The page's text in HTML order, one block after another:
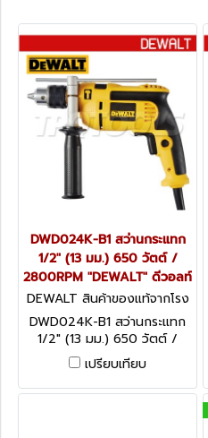
DWD024K-B1 สว่านกระแทก
1/2" (13 มม.) 650 วัตต์ /
2800RPM "DEWALT" ดีวอลท์
DEWALT สินค้าของแท้จากโรง
งานผู้ผลิต DWD024K-B1
DWD024K-B1 สว่านกระแทก
1/2" (13 มม.) 650 วัตต์ /
2800RPM "DEWALT" ดีวอลท์
เปรียบเทียบ